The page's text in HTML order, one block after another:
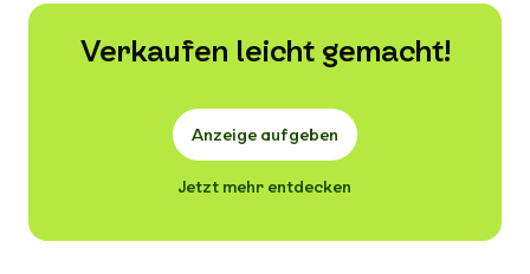
Verkaufen leicht gemacht!
Anzeige aufgeben
Jetzt mehr entdecken